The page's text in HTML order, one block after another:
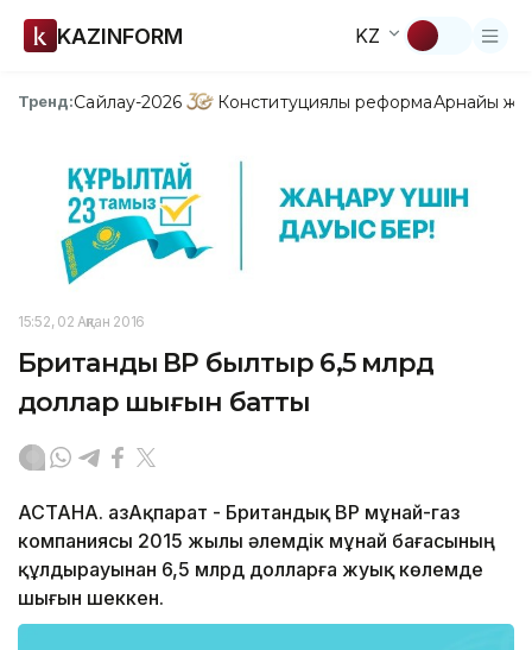
KAZINFORM KZ
Тренд:Сайлау-2026 Конституциялық реформаАрнайы
15:52, 02 Ақпан 2016
Британдық ВР былтыр 6,5 млрд
доллар шығын батты
АСТАНА. ҚазАқпарат - Британдық ВР мұнай-газ
компаниясы 2015 жылы әлемдік мұнай бағасының
құлдырауынан 6,5 млрд долларға жуық көлемде
шығын шеккен.